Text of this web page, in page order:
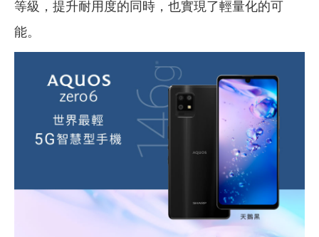
等級，提升耐用度的同時，也實現了輕量化的可
能。